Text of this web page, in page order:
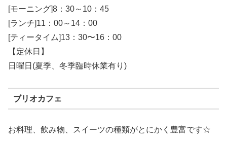
[モーニング]8：30～10：45
[ランチ]11：00～14：00
[ティータイム]13：30〜16：00
【定休日】
日曜日(夏季、冬季臨時休業有り)
ブリオカフェ
お料理、飲み物、スイーツの種類がとにかく豊富です☆